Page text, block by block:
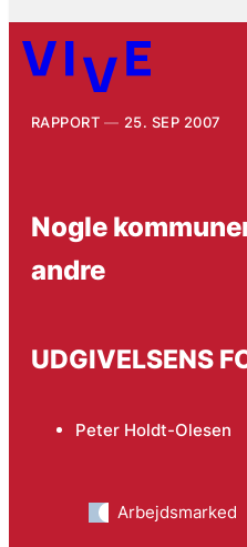
RAPPORT 25. SEP 2007
Nogle
andre
UDGIVELSENS
Peter Holdt-Olesen
Arbejdsmarked